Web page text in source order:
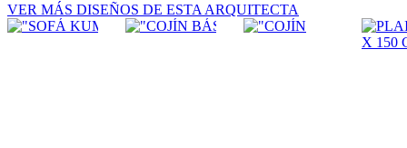
VER MÁS DISEÑOS DE ESTA ARQUITECTA